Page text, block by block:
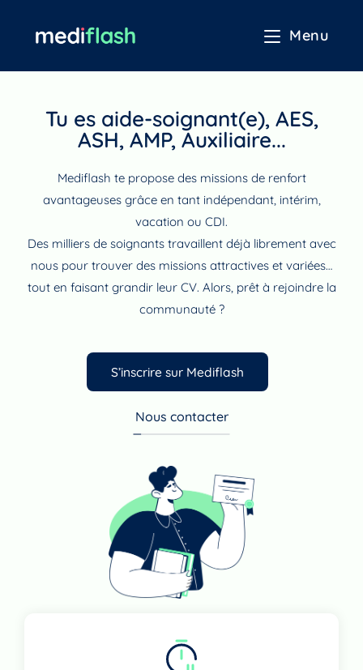
Menu
Tu es aide-soignant(e), AES,
ASH, AMP, Auxiliaire...
Mediflash te propose des missions de renfort
avantageuses grâce en tant indépendant, intérim,
vacation ou CDI.
Des milliers de soignants travaillent déjà librement avec
nous pour trouver des missions attractives et variées…
tout en faisant grandir leur CV. Alors, prêt à rejoindre la
communauté ?
S’inscrire sur Mediflash
Nous contacter